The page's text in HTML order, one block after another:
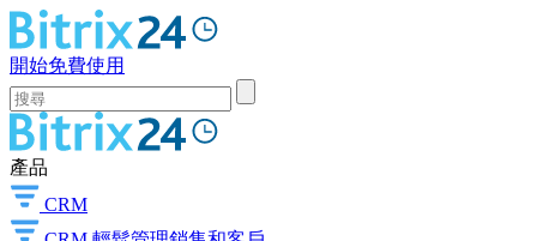
開始免費使用
產品
CRM